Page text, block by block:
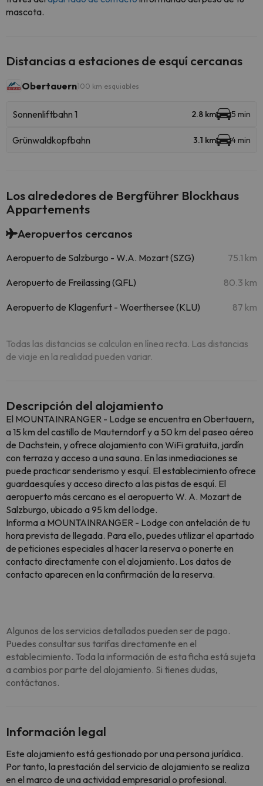
mascota.
Distancias a estaciones de esquí cercanas
Obertauern100 km esquiables
Sonnenliftbahn 1 2.8 km 5 min
Grünwaldkopfbahn 3.1 km 4 min
Los alrededores de Bergführer Blockhaus
Appartements
Aeropuertos cercanos
Aeropuerto de Salzburgo - W.A. Mozart (SZG) 75.1 km
Aeropuerto de Freilassing (QFL) 80.3 km
Aeropuerto de Klagenfurt - Woerthersee (KLU) 87 km
Todas las distancias se calculan en línea recta. Las distancias
de viaje en la realidad pueden variar.
Descripción del alojamiento
El MOUNTAINRANGER - Lodge se encuentra en Obertauern,
a 15 km del castillo de Mauterndorf y a 50 km del paseo aéreo
de Dachstein, y ofrece alojamiento con WiFi gratuita, jardín
con terraza y acceso a una sauna. En las inmediaciones se
puede practicar senderismo y esquí. El establecimiento ofrece
guardaesquíes y acceso directo a las pistas de esquí. El
aeropuerto más cercano es el aeropuerto W. A. Mozart de
Salzburgo, ubicado a 95 km del lodge.
Informa a MOUNTAINRANGER - Lodge con antelación de tu
hora prevista de llegada. Para ello, puedes utilizar el apartado
de peticiones especiales al hacer la reserva o ponerte en
contacto directamente con el alojamiento. Los datos de
contacto aparecen en la confirmación de la reserva.
Algunos de los servicios detallados pueden ser de pago.
Puedes consultar sus tarifas directamente en el
establecimiento. Toda la información de esta ficha está sujeta
a cambios por parte del alojamiento. Si tienes dudas,
contáctanos.
Información legal
Este alojamiento está gestionado por una persona jurídica.
Por tanto, la prestación del servicio de alojamiento se realiza
en el marco de una actividad empresarial o profesional.